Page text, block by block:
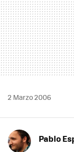
2 Marzo 2006
Pablo